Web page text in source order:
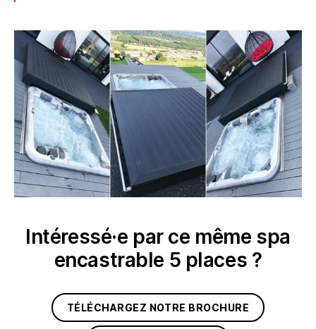
Intéressé·e par ce même spa
encastrable 5 places ?
TÉLÉCHARGEZ NOTRE BROCHURE